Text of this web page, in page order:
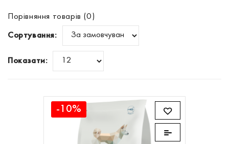
Порівняння товарів (0)
Сортування:
Показати:
-10%